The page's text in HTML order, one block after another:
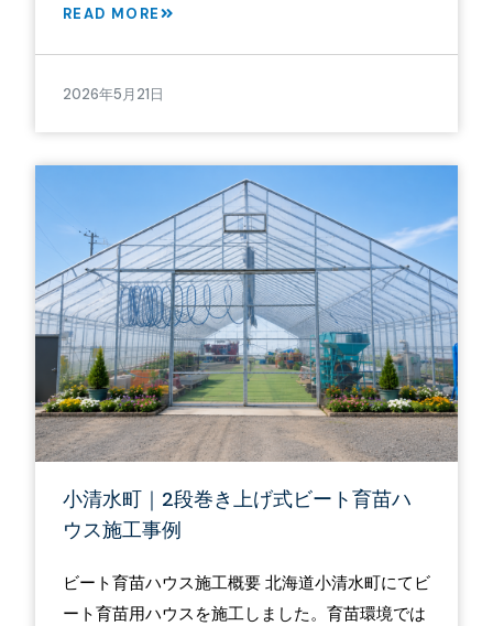
READ MORE
2026年5月21日
小清水町｜2段巻き上げ式ビート育苗ハ
ウス施工事例
ビート育苗ハウス施工概要 北海道小清水町にてビ
ート育苗用ハウスを施工しました。育苗環境では